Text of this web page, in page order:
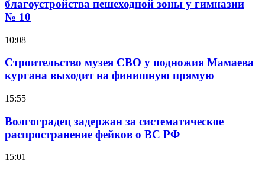
благоустройства пешеходной зоны у гимназии
№ 10
10:08
Строительство музея СВО у подножия Мамаева
кургана выходит на финишную прямую
15:55
Волгоградец задержан за систематическое
распространение фейков о ВС РФ
15:01